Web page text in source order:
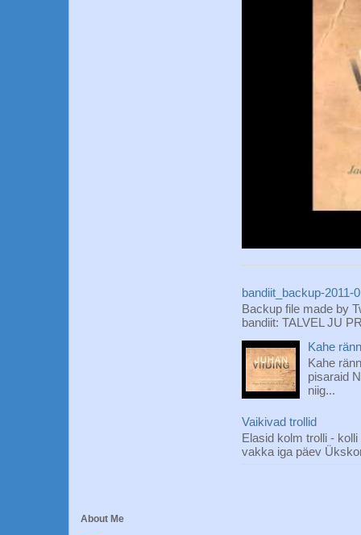
bandiit_backup-2011-
Backup file made by
bandiit: TALVEL JU
Kahe
Kahe
pisaraid
niig...
Vaikivad trollid
Elasid kolm trolli -
vakka iga päev
About Me